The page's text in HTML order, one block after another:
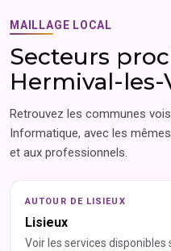
MAILLAGE LOCAL
Secteurs
Hermival-les-
Retrouvez les communes
Informatique, avec les
et aux professionnels.
AUTOUR DE LISIEUX
Lisieux
Voir les services disponibles